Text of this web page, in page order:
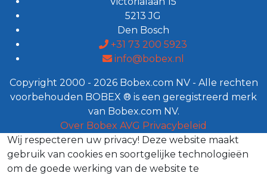
5213 JG
Den Bosch
+31 73 200 5923
info@bobex.nl
Copyright 2000 - 2026 Bobex.com NV - Alle rechten
voorbehouden BOBEX ® is een geregistreerd merk
van Bobex.com NV.
Over Bobex AVG Privacybeleid
Wij respecteren uw privacy! Deze website maakt
gebruik van cookies en soortgelijke technologieën
om de goede werking van de website te